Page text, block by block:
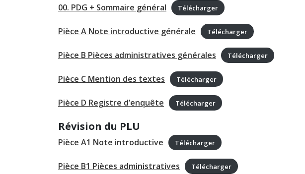
00. PDG + Sommaire général Télécharger
Pièce A Note introductive générale Télécharger
Pièce B Pièces administratives générales Télécharger
Pièce C Mention des textes Télécharger
Pièce D Registre d’enquête Télécharger
Révision du PLU
Pièce A1 Note introductive Télécharger
Pièce B1 Pièces administratives Télécharger